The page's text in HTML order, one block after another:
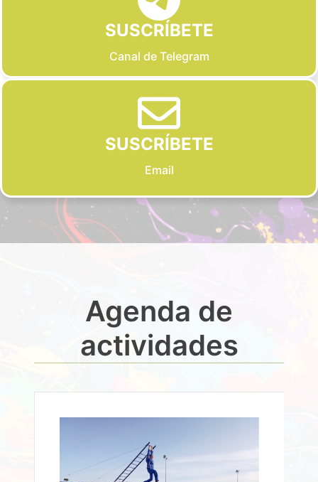
SUSCRÍBETE
Canal de Telegram
SUSCRÍBETE
Email
Agenda de
actividades